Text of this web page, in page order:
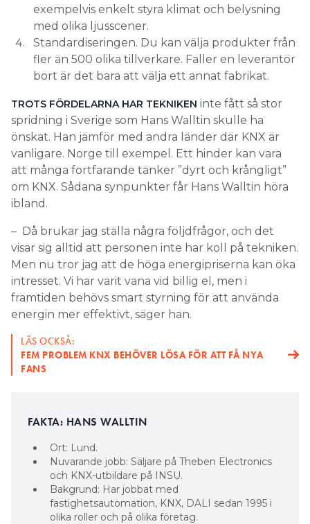
exempelvis enkelt styra klimat och belysning
med olika ljusscener.
Standardiseringen. Du kan välja produkter från
fler än 500 olika tillverkare. Faller en leverantör
bort är det bara att välja ett annat fabrikat.
TROTS FÖRDELARNA HAR TEKNIKEN inte fått så stor
spridning i Sverige som Hans Walltin skulle ha
önskat. Han jämför med andra länder där KNX är
vanligare. Norge till exempel. Ett hinder kan vara
att många fortfarande tänker ”dyrt och krångligt”
om KNX. Sådana synpunkter får Hans Walltin höra
ibland.
– Då brukar jag ställa några följdfrågor, och det
visar sig alltid att personen inte har koll på tekniken.
Men nu tror jag att de höga energipriserna kan öka
intresset. Vi har varit vana vid billig el, men i
framtiden behövs smart styrning för att använda
energin mer effektivt, säger han.
LÄS OCKSÅ:
FEM PROBLEM KNX BEHÖVER LÖSA FÖR ATT FÅ NYA
FANS
FAKTA: HANS WALLTIN
Ort: Lund.
Nuvarande jobb: Säljare på Theben Electronics
och KNX-utbildare på INSU.
Bakgrund: Har jobbat med
fastighetsautomation, KNX, DALI sedan 1995 i
olika roller och på olika företag.